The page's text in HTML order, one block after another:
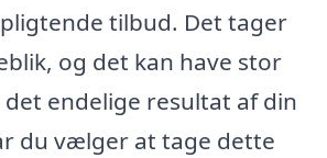
tilbud. Det tager
og det kan have stor
endelige resultat af din
du vælger at tage dette